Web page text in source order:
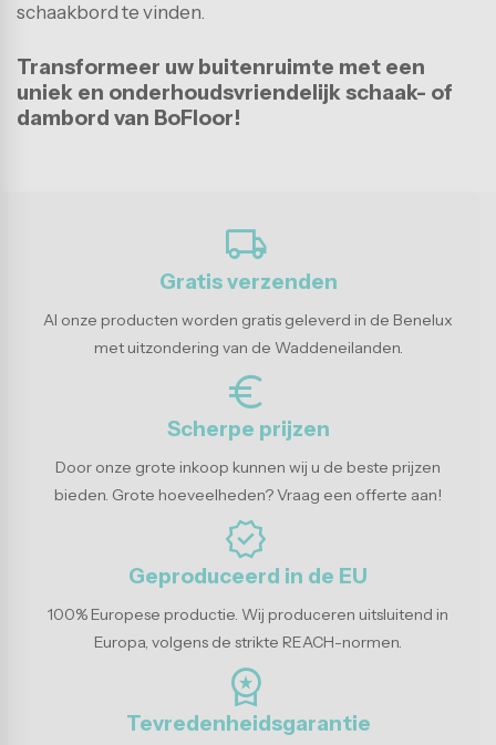
schaakbord te vinden.
Transformeer uw buitenruimte met een
uniek en onderhoudsvriendelijk schaak- of
dambord van BoFloor!
local_shipping
Gratis verzenden
Al onze producten worden gratis geleverd in de Benelux
met uitzondering van de Waddeneilanden.
euro_symbol
Scherpe prijzen
Door onze grote inkoop kunnen wij u de beste prijzen
bieden. Grote hoeveelheden? Vraag een offerte aan!
verified
Geproduceerd in de EU
100% Europese productie. Wij produceren uitsluitend in
Europa, volgens de strikte REACH-normen.
workspace_premium
Tevredenheidsgarantie